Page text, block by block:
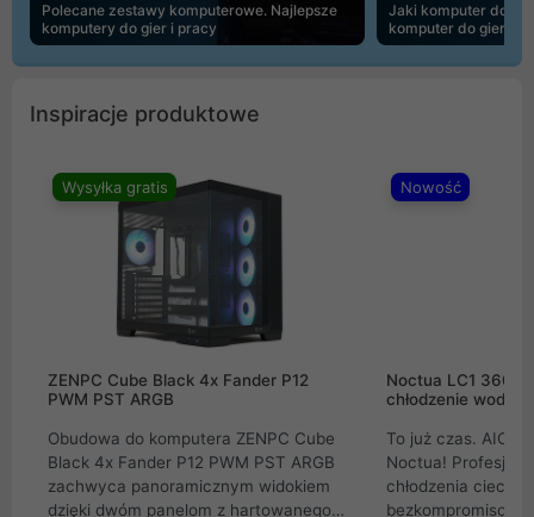
Polecane zestawy komputerowe. Najlepsze
komputery do gier i pracy
Jaki komputer do
komputer do gier |
Inspiracje produktowe
Wysyłka gratis
ZENPC Cube Black 4x Fander P12
PWM PST ARGB
Obudowa do komputera ZENPC Cube
Black 4x Fander P12 PWM PST ARGB
zachwyca panoramicznym widokiem
dzięki dwóm panelom z hartowanego
Nowość
Noctua LC1
chłodzenie wodne
To już czas. AIO
Noctua!
chłodzenia cieczą